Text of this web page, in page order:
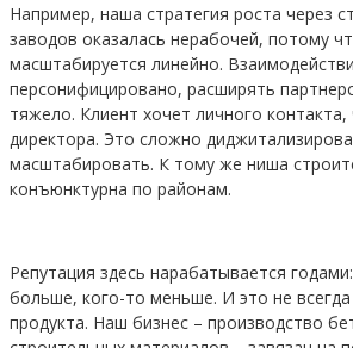
Например, наша стратегия роста через
заводов оказалась нерабочей, потому
масштабируется линейно.
персонифицировано, расширять
тяжело. Клиент хочет личного контакта,
директора. Это сложно
масштабировать. К тому же ниша
конъюнктурна по районам.
Репутация здесь нарабатывается
больше, кого-то меньше. И это не всегда
продукта. Наш бизнес – производство